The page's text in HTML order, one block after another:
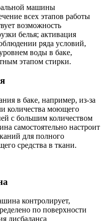
машины
всех этапов работы
возможность
белья; активация
ряда условий,
воды в баке,
этапом стирки.
в баке, например, из-за
количества моющего
с большим количеством
самостоятельно настроит
для полного
средства в ткани.
контролирует,
по поверхности
дисбаланса